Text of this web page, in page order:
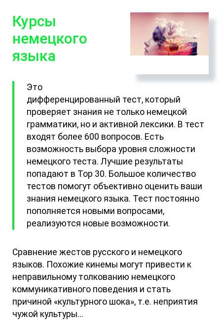
Курсы
немецкого
языка
Это
дифференцированный тест, который
проверяет знания не только немецкой
грамматики, но и активной лексики. В тест
входят более 600 вопросов. Есть
возможность выбора уровня сложности
немецкого теста. Лучшие результаты
попадают в Top 30. Большое количество
тестов помогут объективно оценить ваши
знания немецкого языка. Тест постоянно
пополняется новыми вопросами,
реализуются новые возможности.
Сравнение жестов русского и немецкого
языков. Похожие кинемы могут привести к
неправильному толкованию немецкого
коммуникативного поведения и стать
причиной «культурного шока», т.е. неприятия
чужой культуры...